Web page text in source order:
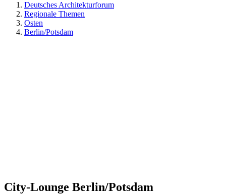
Deutsches Architekturforum
Regionale Themen
Osten
Berlin/Potsdam
City-Lounge Berlin/Potsdam